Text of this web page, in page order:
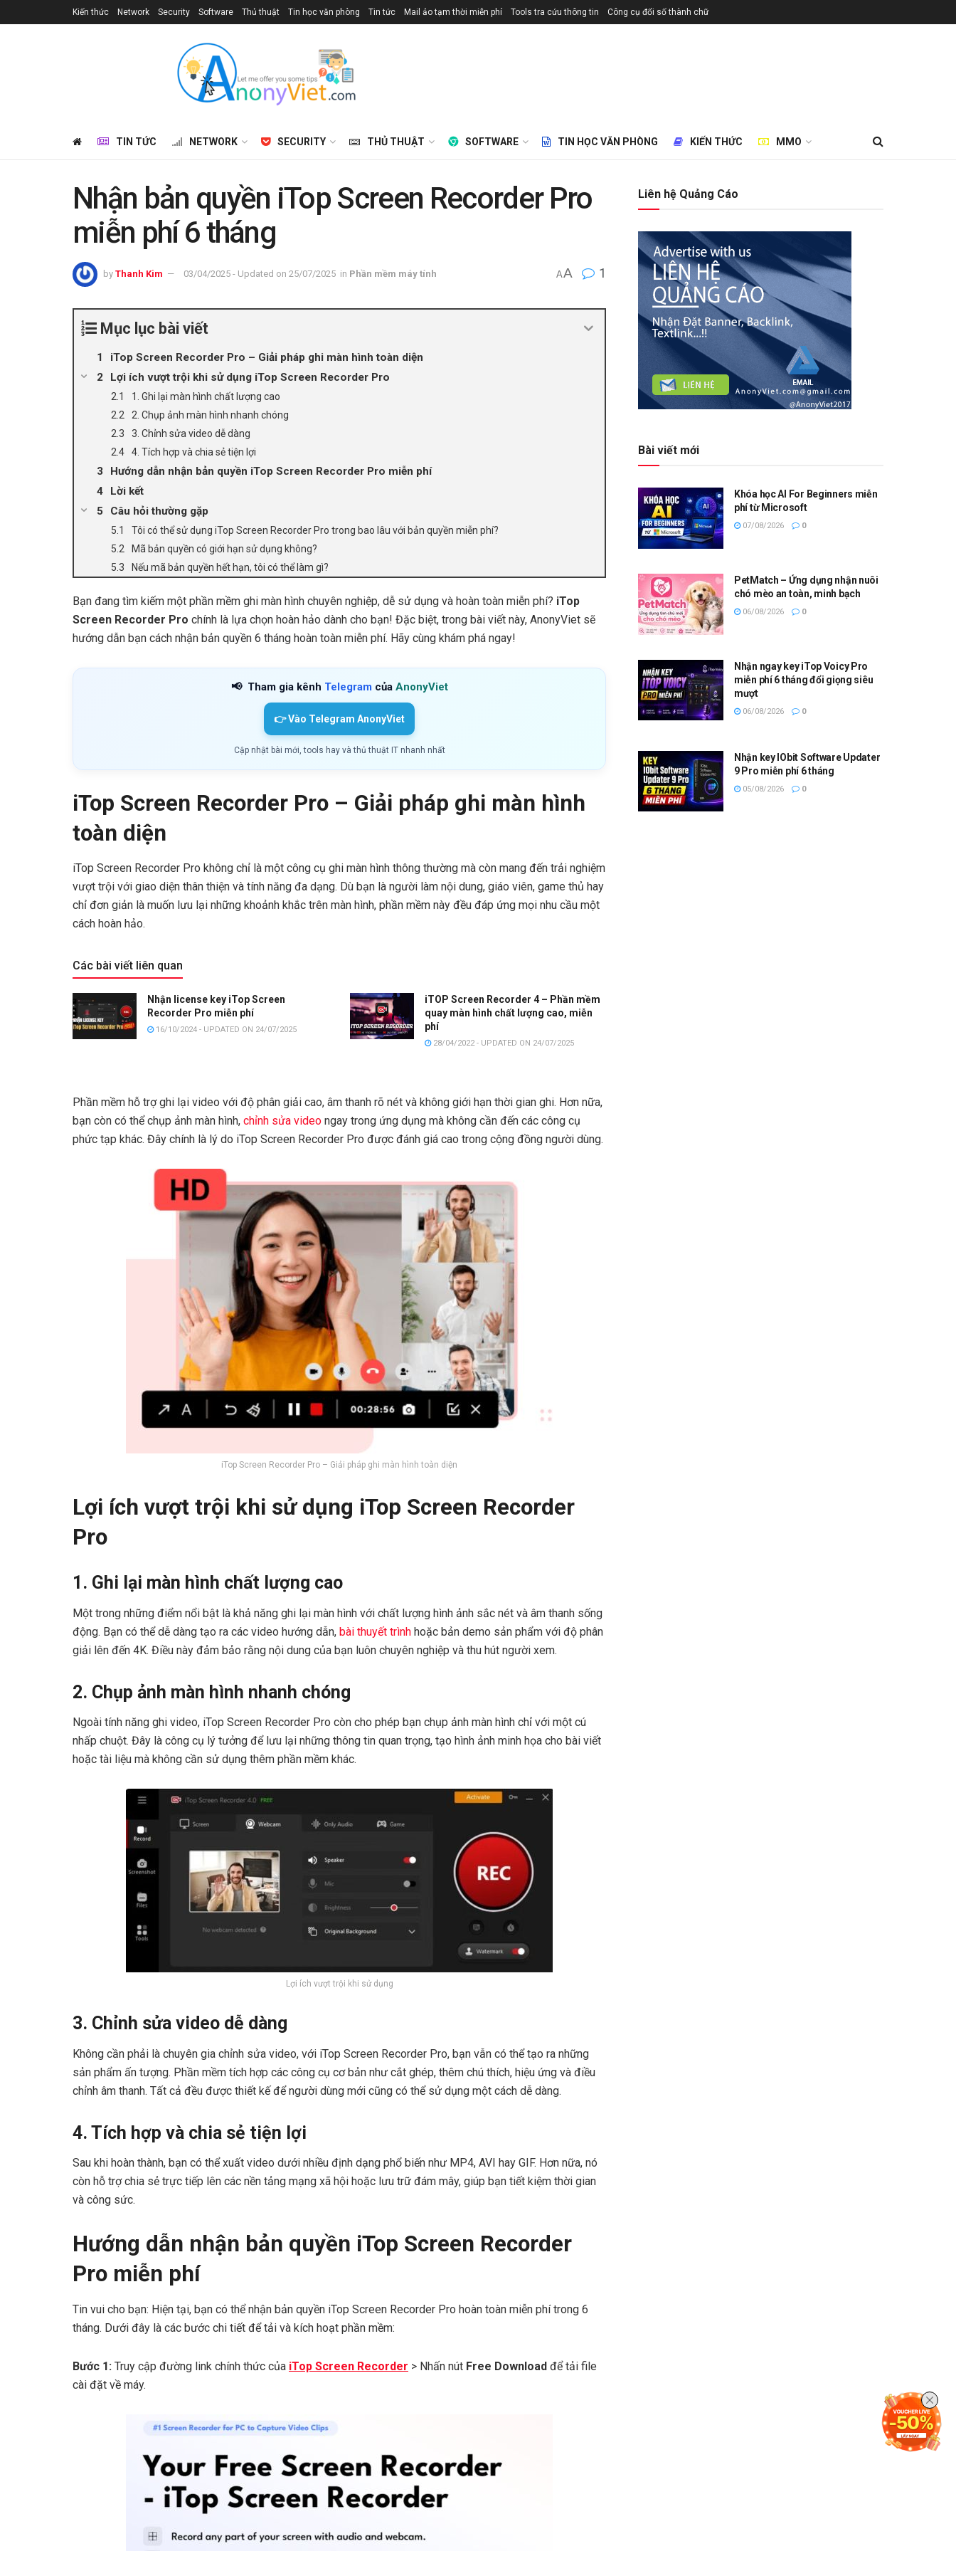
Kiến thức Network Security Software Thủ thuật Tin học văn phòng Tin tức Mail ảo tạm thời miễn phí Tools tra cứu thông tin Công cụ đổi số thành chữ
TIN TỨC NETWORK SECURITY THỦ THUẬT SOFTWARE TIN HỌC VĂN PHÒNG KIẾN THỨC MMO
Nhận bản quyền iTop Screen Recorder Pro
miễn phí 6 tháng
by Thanh Kim 03/04/2025 - Updated on 25/07/2025 in Phần mềm máy tính AA 1
Mục lục bài viết
iTop Screen Recorder Pro – Giải pháp ghi màn hình toàn diện
Lợi ích vượt trội khi sử dụng iTop Screen Recorder Pro
1. Ghi lại màn hình chất lượng cao
2. Chụp ảnh màn hình nhanh chóng
3. Chỉnh sửa video dễ dàng
4. Tích hợp và chia sẻ tiện lợi
Hướng dẫn nhận bản quyền iTop Screen Recorder Pro miễn phí
Lời kết
Câu hỏi thường gặp
Tôi có thể sử dụng iTop Screen Recorder Pro trong bao lâu với bản quyền miễn phí?
Mã bản quyền có giới hạn sử dụng không?
Nếu mã bản quyền hết hạn, tôi có thể làm gì?
Bạn đang tìm kiếm một phần mềm ghi màn hình chuyên nghiệp, dễ sử dụng và hoàn toàn miễn phí? iTop
Screen Recorder Pro chính là lựa chọn hoàn hảo dành cho bạn! Đặc biệt, trong bài viết này, AnonyViet sẽ
hướng dẫn bạn cách nhận bản quyền 6 tháng hoàn toàn miễn phí. Hãy cùng khám phá ngay!
📢 Tham gia kênh Telegram của AnonyViet
👉 Vào Telegram AnonyViet
Cập nhật bài mới, tools hay và thủ thuật IT nhanh nhất
iTop Screen Recorder Pro – Giải pháp ghi màn hình
toàn diện
iTop Screen Recorder Pro không chỉ là một công cụ ghi màn hình thông thường mà còn mang đến trải nghiệm
vượt trội với giao diện thân thiện và tính năng đa dạng. Dù bạn là người làm nội dung, giáo viên, game thủ hay
chỉ đơn giản là muốn lưu lại những khoảnh khắc trên màn hình, phần mềm này đều đáp ứng mọi nhu cầu một
cách hoàn hảo.
Các bài viết liên quan
Nhận license key iTop Screen
Recorder Pro miễn phí
16/10/2024 - UPDATED ON 24/07/2025
iTOP Screen Recorder 4 – Phần mềm
quay màn hình chất lượng cao, miễn
phí
28/04/2022 - UPDATED ON 24/07/2025
Phần mềm hỗ trợ ghi lại video với độ phân giải cao, âm thanh rõ nét và không giới hạn thời gian ghi. Hơn nữa,
bạn còn có thể chụp ảnh màn hình, chỉnh sửa video ngay trong ứng dụng mà không cần đến các công cụ
phức tạp khác. Đây chính là lý do iTop Screen Recorder Pro được đánh giá cao trong cộng đồng người dùng.
iTop Screen Recorder Pro – Giải pháp ghi màn hình toàn diện
Lợi ích vượt trội khi sử dụng iTop Screen Recorder
Pro
1. Ghi lại màn hình chất lượng cao
Một trong những điểm nổi bật là khả năng ghi lại màn hình với chất lượng hình ảnh sắc nét và âm thanh sống
động. Bạn có thể dễ dàng tạo ra các video hướng dẫn, bài thuyết trình hoặc bản demo sản phẩm với độ phân
giải lên đến 4K. Điều này đảm bảo rằng nội dung của bạn luôn chuyên nghiệp và thu hút người xem.
2. Chụp ảnh màn hình nhanh chóng
Ngoài tính năng ghi video, iTop Screen Recorder Pro còn cho phép bạn chụp ảnh màn hình chỉ với một cú
nhấp chuột. Đây là công cụ lý tưởng để lưu lại những thông tin quan trọng, tạo hình ảnh minh họa cho bài viết
hoặc tài liệu mà không cần sử dụng thêm phần mềm khác.
Lợi ích vượt trội khi sử dụng
3. Chỉnh sửa video dễ dàng
Không cần phải là chuyên gia chỉnh sửa video, với iTop Screen Recorder Pro, bạn vẫn có thể tạo ra những
sản phẩm ấn tượng. Phần mềm tích hợp các công cụ cơ bản như cắt ghép, thêm chú thích, hiệu ứng và điều
chỉnh âm thanh. Tất cả đều được thiết kế để người dùng mới cũng có thể sử dụng một cách dễ dàng.
4. Tích hợp và chia sẻ tiện lợi
Sau khi hoàn thành, bạn có thể xuất video dưới nhiều định dạng phổ biến như MP4, AVI hay GIF. Hơn nữa, nó
còn hỗ trợ chia sẻ trực tiếp lên các nền tảng mạng xã hội hoặc lưu trữ đám mây, giúp bạn tiết kiệm thời gian
và công sức.
Hướng dẫn nhận bản quyền iTop Screen Recorder
Pro miễn phí
Tin vui cho bạn: Hiện tại, bạn có thể nhận bản quyền iTop Screen Recorder Pro hoàn toàn miễn phí trong 6
tháng. Dưới đây là các bước chi tiết để tải và kích hoạt phần mềm:
Bước 1: Truy cập đường link chính thức của iTop Screen Recorder > Nhấn nút Free Download để tải file
cài đặt về máy.
Liên hệ Quảng Cáo
Bài viết mới
Khóa học AI For Beginners miễn
phí từ Microsoft
07/08/2026 0
PetMatch – Ứng dụng nhận nuôi
chó mèo an toàn, minh bạch
06/08/2026 0
Nhận ngay key iTop Voicy Pro
miễn phí 6 tháng đổi giọng siêu
mượt
06/08/2026 0
Nhận key IObit Software Updater
9 Pro miễn phí 6 tháng
05/08/2026 0